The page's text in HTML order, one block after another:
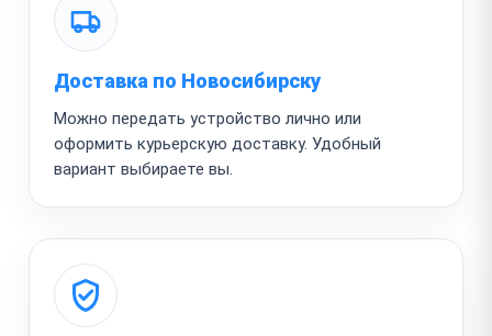
Доставка по Новосибирску
Можно передать устройство лично или
оформить курьерскую доставку. Удобный
вариант выбираете вы.